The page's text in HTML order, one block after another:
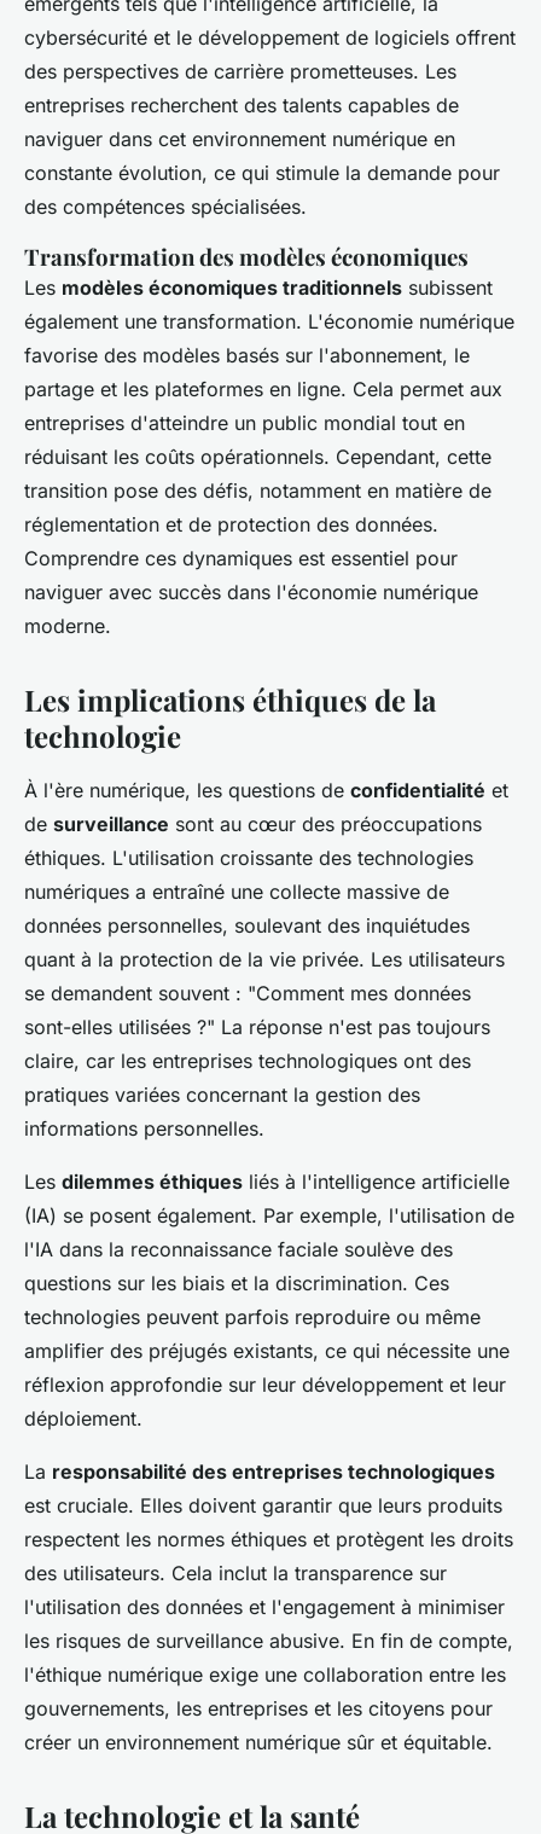
cybersécurité et le développement de logiciels offrent
des perspectives de carrière prometteuses. Les
entreprises recherchent des talents capables de
naviguer dans cet environnement numérique en
constante évolution, ce qui stimule la demande pour
des compétences spécialisées.
Transformation des modèles économiques
Les modèles économiques traditionnels subissent
également une transformation. L'économie numérique
favorise des modèles basés sur l'abonnement, le
partage et les plateformes en ligne. Cela permet aux
entreprises d'atteindre un public mondial tout en
réduisant les coûts opérationnels. Cependant, cette
transition pose des défis, notamment en matière de
réglementation et de protection des données.
Comprendre ces dynamiques est essentiel pour
naviguer avec succès dans l'économie numérique
moderne.
Les implications éthiques de la
technologie
À l'ère numérique, les questions de confidentialité et
de surveillance sont au cœur des préoccupations
éthiques. L'utilisation croissante des technologies
numériques a entraîné une collecte massive de
données personnelles, soulevant des inquiétudes
quant à la protection de la vie privée. Les utilisateurs
se demandent souvent : "Comment mes données
sont-elles utilisées ?" La réponse n'est pas toujours
claire, car les entreprises technologiques ont des
pratiques variées concernant la gestion des
informations personnelles.
Les dilemmes éthiques liés à l'intelligence artificielle
(IA) se posent également. Par exemple, l'utilisation de
l'IA dans la reconnaissance faciale soulève des
questions sur les biais et la discrimination. Ces
technologies peuvent parfois reproduire ou même
amplifier des préjugés existants, ce qui nécessite une
réflexion approfondie sur leur développement et leur
déploiement.
La responsabilité des entreprises technologiques
est cruciale. Elles doivent garantir que leurs produits
respectent les normes éthiques et protègent les droits
des utilisateurs. Cela inclut la transparence sur
l'utilisation des données et l'engagement à minimiser
les risques de surveillance abusive. En fin de compte,
l'éthique numérique exige une collaboration entre les
gouvernements, les entreprises et les citoyens pour
créer un environnement numérique sûr et équitable.
La technologie et la santé